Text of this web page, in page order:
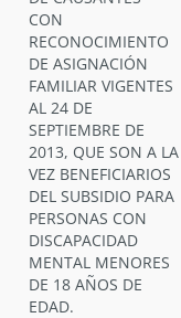
CON
RECONOCIMIENTO
DE ASIGNACIÓN
FAMILIAR VIGENTES
AL 24 DE
SEPTIEMBRE DE
2013, QUE SON A LA
VEZ BENEFICIARIOS
DEL SUBSIDIO PARA
PERSONAS CON
DISCAPACIDAD
MENTAL MENORES
DE 18 AÑOS DE
EDAD.